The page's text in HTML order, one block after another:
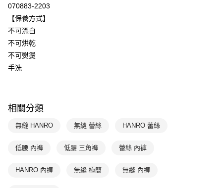
台新國際商業銀行
台灣樂天信用卡公司
運送方式
付款後全家取貨$888免運-以PackAge+配客嘉循環箱包裝寄出
每筆NT$90，滿NT$888(含以上)免運費
付款後萊爾富取貨
每筆NT$90，滿NT$1,000(含以上)免運費
宅配
070883-2203
【保養方式】
不可漂白
不可烘乾
不可熨燙
手洗
相關分類
無縫 HANRO 無縫 蕾絲 HANRO 蕾絲
低腰 內褲 低腰 三角褲 蕾絲 內褲
HANRO 內褲 無縫 極簡 無縫 內褲